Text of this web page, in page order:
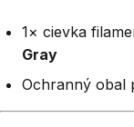
1× cievka
Gray
Ochranný obal